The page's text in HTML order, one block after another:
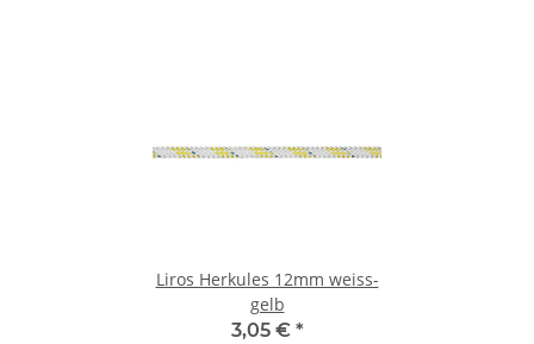
Liros Herkules 12mm weiss-
gelb
3,05 € *